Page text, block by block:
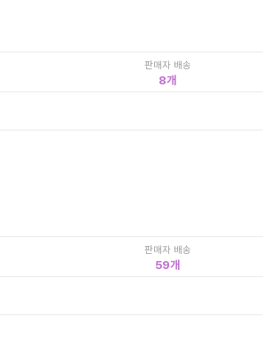
판매자 배송
8
판매자 배송
59